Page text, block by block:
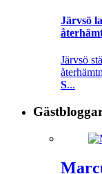
Järvsö
Järvsö
S...